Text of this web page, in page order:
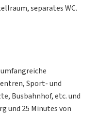
separates WC.
Sport- und
Busbahnhof, etc. und
und 25 Minutes von